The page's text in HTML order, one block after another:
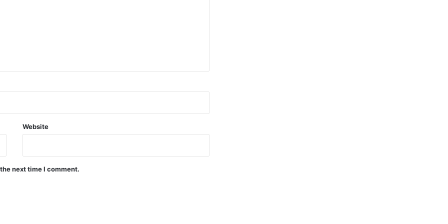
Website
next time I comment.